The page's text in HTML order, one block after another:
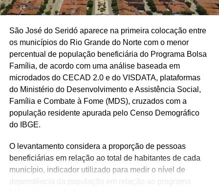
São José do Seridó aparece na primeira colocação entre
os municípios do Rio Grande do Norte com o menor
percentual de população beneficiária do Programa Bolsa
Família, de acordo com uma análise baseada em
microdados do CECAD 2.0 e do VISDATA, plataformas
do Ministério do Desenvolvimento e Assistência Social,
Família e Combate à Fome (MDS), cruzados com a
população residente apurada pelo Censo Demográfico
do IBGE.
O levantamento considera a proporção de pessoas
beneficiárias em relação ao total de habitantes de cada
município, indicador utilizado para medir o nível de
dependência da população em relação ao programa